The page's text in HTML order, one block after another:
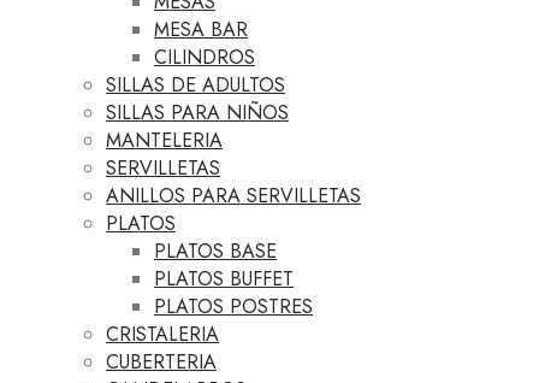
MESA BAR
CILINDROS
SILLAS DE ADULTOS
SILLAS PARA NIÑOS
MANTELERIA
SERVILLETAS
ANILLOS PARA SERVILLETAS
PLATOS
PLATOS BASE
PLATOS BUFFET
PLATOS POSTRES
CRISTALERIA
CUBERTERIA